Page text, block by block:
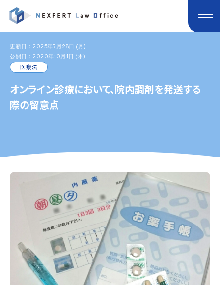
更新日：2025年7月28日 (月)
公開日：2020年10月1日 (木)
医療法
オンライン診療において、院内調剤を発送する
際の留意点